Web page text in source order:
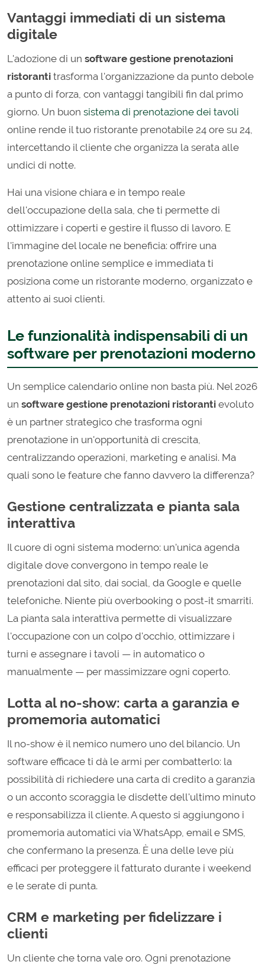
Vantaggi immediati di un sistema
digitale
L'adozione di un software gestione prenotazioni
ristoranti trasforma l'organizzazione da punto debole
a punto di forza, con vantaggi tangibili fin dal primo
giorno. Un buon sistema di prenotazione dei tavoli
online rende il tuo ristorante prenotabile 24 ore su 24,
intercettando il cliente che organizza la serata alle
undici di notte.
Hai una visione chiara e in tempo reale
dell'occupazione della sala, che ti permette di
ottimizzare i coperti e gestire il flusso di lavoro. E
l'immagine del locale ne beneficia: offrire una
prenotazione online semplice e immediata ti
posiziona come un ristorante moderno, organizzato e
attento ai suoi clienti.
Le funzionalità indispensabili di un
software per prenotazioni moderno
Un semplice calendario online non basta più. Nel 2026
un software gestione prenotazioni ristoranti evoluto
è un partner strategico che trasforma ogni
prenotazione in un'opportunità di crescita,
centralizzando operazioni, marketing e analisi. Ma
quali sono le feature che fanno davvero la differenza?
Gestione centralizzata e pianta sala
interattiva
Il cuore di ogni sistema moderno: un'unica agenda
digitale dove convergono in tempo reale le
prenotazioni dal sito, dai social, da Google e quelle
telefoniche. Niente più overbooking o post-it smarriti.
La pianta sala interattiva permette di visualizzare
l'occupazione con un colpo d'occhio, ottimizzare i
turni e assegnare i tavoli — in automatico o
manualmente — per massimizzare ogni coperto.
Lotta al no-show: carta a garanzia e
promemoria automatici
Il no-show è il nemico numero uno del bilancio. Un
software efficace ti dà le armi per combatterlo: la
possibilità di richiedere una carta di credito a garanzia
o un acconto scoraggia le disdette dell'ultimo minuto
e responsabilizza il cliente. A questo si aggiungono i
promemoria automatici via WhatsApp, email e SMS,
che confermano la presenza. È una delle leve più
efficaci per proteggere il fatturato durante i weekend
e le serate di punta.
CRM e marketing per fidelizzare i
clienti
Un cliente che torna vale oro. Ogni prenotazione